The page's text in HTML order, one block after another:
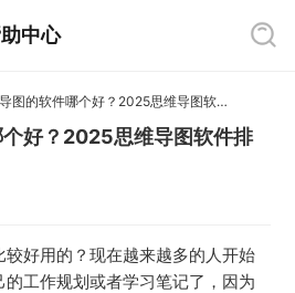
中心
做思维导图的软件哪个好？2025思维导图软件排行榜
好？2025思维导图软件排
较好用的？现在越来越多的人开始
工作规划或者学习笔记了，因为